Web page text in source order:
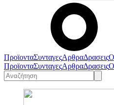
ΠροϊονταΣυνταγεςΑρθραΔρασεις
ΠροϊονταΣυνταγεςΑρθραΔρασεις